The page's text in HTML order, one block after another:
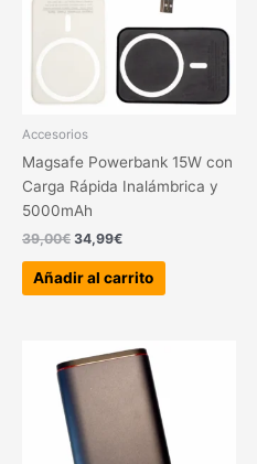
Accesorios
Magsafe Powerbank 15W con
Carga Rápida Inalámbrica y
5000mAh
39,00€ 34,99€
Añadir al carrito